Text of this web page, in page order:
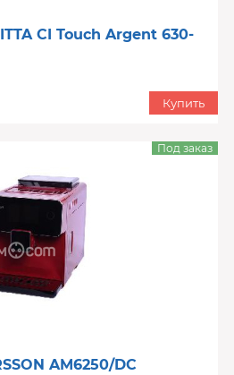
CI Touch Argent 630-
Купить
AM6250/DC
Под заказ